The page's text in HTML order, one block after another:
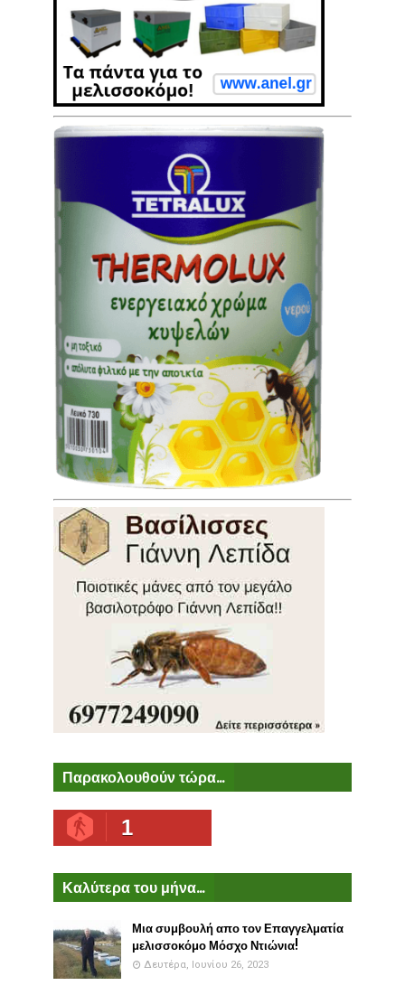
Παρακολουθούν τώρα...
1
Καλύτερα του μήνα...
Μια συμβουλή απο τον Επαγγελματία
μελισσοκόμο Μόσχο Ντιώνια!
Δευτέρα, Ιουνίου 26, 2023